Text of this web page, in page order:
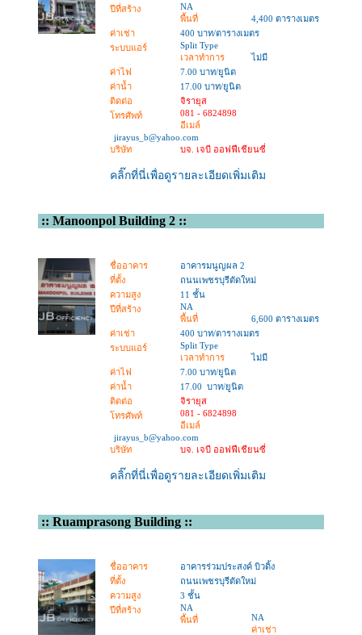
ปีที่สร้าง
NA
พื้นที่
4,400 ตารางเมตร
ค่าเช่า
400 บาท/ตารางเมตร
ระบบแอร์
Split Type
เวลาทำการ
ไม่มี
ค่าไฟ
7.00 บาท/ยูนิต
ค่าน้ำ
17.00 บาท/ยูนิต
ติดต่อ
จิรายุส
โทรศัพท์
081 - 6824898
อีเมล์
jirayus_b@yahoo.com
บริษัท
บจ. เจบี ออฟฟีเชียนซี่
คลิ๊กที่นี่เพื่อดูรายละเอียดเพิ่มเติม
::Manoonpol Building 2 ::
ชื่ออาคาร
อาคารมนูญผล 2
ที่ตั้ง
ถนนเพชรบุรีตัดใหม่
ความสูง
11 ชั้น
ปีที่สร้าง
NA
พื้นที่
6,600 ตารางเมตร
ค่าเช่า
400 บาท/ตารางเมตร
ระบบแอร์
Split Type
เวลาทำการ
ไม่มี
ค่าไฟ
7.00 บาท/ยูนิต
ค่าน้ำ
17.00 บาท/ยูนิต
ติดต่อ
จิรายุส
โทรศัพท์
081 - 6824898
อีเมล์
jirayus_b@yahoo.com
บริษัท
บจ. เจบี ออฟฟีเชียนซี่
คลิ๊กที่นี่เพื่อดูรายละเอียดเพิ่มเติม
::Ruamprasong Building ::
ชื่ออาคาร
อาคารร่วมประสงค์ บิวดิ้ง
ที่ตั้ง
ถนนเพชรบุรีตัดใหม่
ความสูง
3 ชั้น
ปีที่สร้าง
NA
พื้นที่
NA
ค่าเช่า